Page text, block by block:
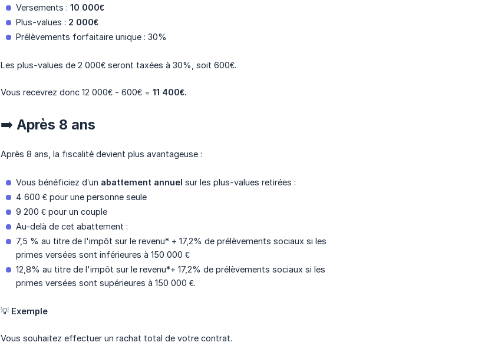
Versements : 10 000€
Plus-values : 2 000€
Prélèvements forfaitaire unique : 30%
Les plus-values de 2 000€ seront taxées à 30%, soit 600€.
Vous recevrez donc 12 000€ - 600€ = 11 400€.
➡️ Après 8 ans
Après 8 ans, la fiscalité devient plus avantageuse :
Vous bénéficiez d’un abattement annuel sur les plus-values retirées :
4 600 € pour une personne seule
9 200 € pour un couple
Au-delà de cet abattement :
7,5 % au titre de l'impôt sur le revenu* + 17,2% de prélèvements sociaux si les
primes versées sont inférieures à 150 000 €
12,8% au titre de l'impôt sur le revenu*+ 17,2% de prélèvements sociaux si les
primes versées sont supérieures à 150 000 €.
💡 Exemple
Vous souhaitez effectuer un rachat total de votre contrat.